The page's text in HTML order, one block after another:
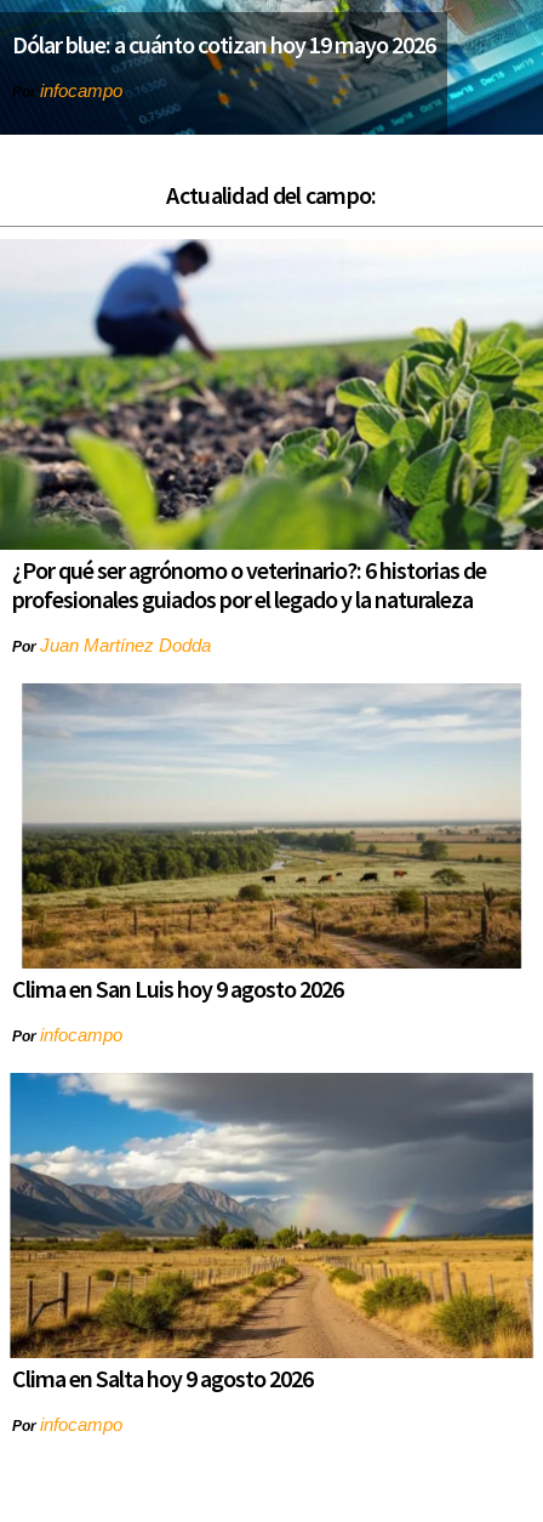
Dólar blue: a cuánto cotizan hoy 19 mayo 2026
Por infocampo
Actualidad del campo:
¿Por qué ser agrónomo o veterinario?: 6 historias de
profesionales guiados por el legado y la naturaleza
PorJuan Martínez Dodda
Clima en San Luis hoy 9 agosto 2026
Porinfocampo
Clima en Salta hoy 9 agosto 2026
Porinfocampo